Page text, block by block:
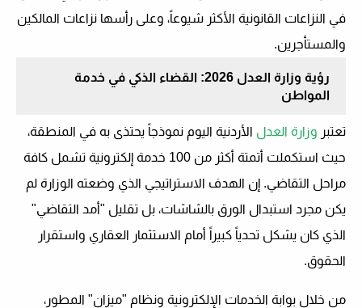
في النزاعات القانونية الأكثر شيوعاً، وعلى رأسها نزاعات المالكين
والمستأجرين.
رؤية وزارة العدل 2026: القضاء الذكي في خدمة
المواطن
تعتبر وزارة العدل الأردنية اليوم نموذجاً يحتذى به في المنطقة،
حيث استكملت أتمتة أكثر من 100 خدمة إلكترونية تشمل كافة
مراحل التقاضي. إن الهدف الاستراتيجي الذي وضعته الوزارة لم
يكن مجرد استبدال الورق بالشاشات، بل تقليل "أمد التقاضي"
الذي كان يشكل تحدياً كبيراً أمام الاستثمار العقاري واستقرار
الحقوق.
من خلال بوابة الخدمات الإلكترونية ونظام "ميزان" المطور،